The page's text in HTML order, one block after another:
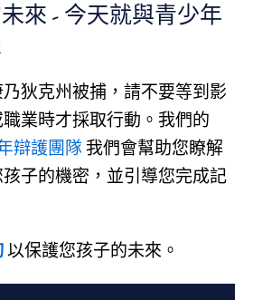
來 - 今天就與青少年
狄克州被捕，請不要等到影
業時才採取行動。我們的
辯護團隊我們會幫助您瞭解
子的機密，並引導您完成記
以保護您孩子的未來。